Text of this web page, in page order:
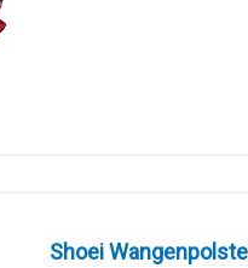
Shoei